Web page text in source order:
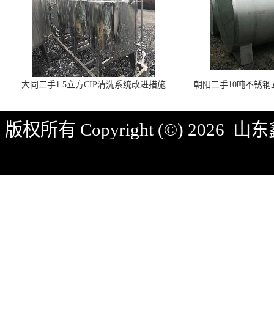
大同二手1.5立方CIP清洗系统改进措施 朝阳二手10吨不锈
版权所有 Copyright (©) 2026 山